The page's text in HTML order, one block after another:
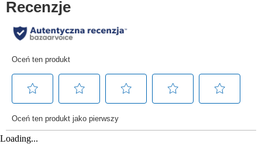
Loading...